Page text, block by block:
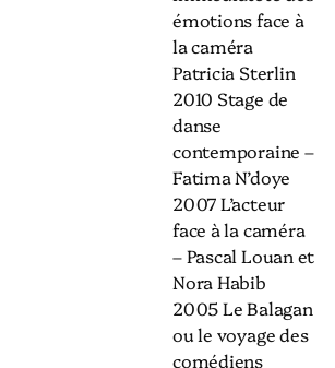
émotions face à
la caméra
Patricia Sterlin
2010 Stage de
danse
contemporaine –
Fatima N’doye
2007 L’acteur
face à la caméra
– Pascal Louan et
Nora Habib
2005 Le Balagan
ou le voyage des
comédiens